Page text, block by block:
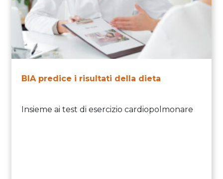
BIA predice i risultati della dieta
Insieme ai test di esercizio cardiopolmonare